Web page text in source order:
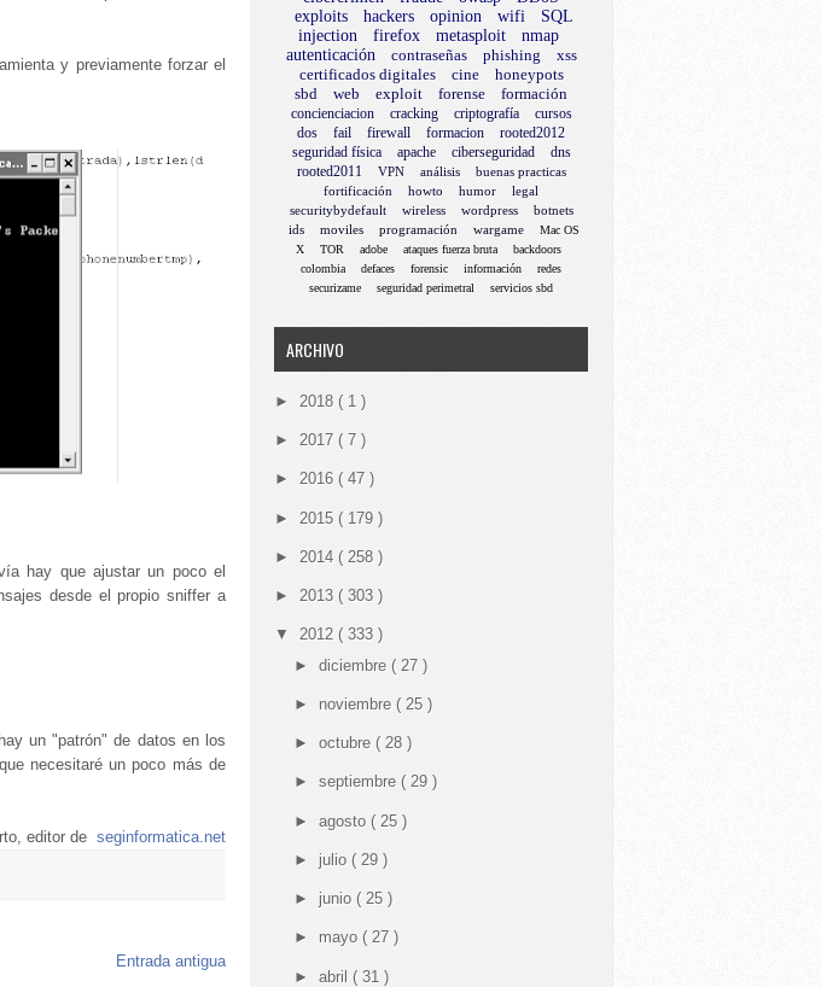
y previamente forzar el
hay que ajustar un poco el
desde el propio sniffer a
un "patrón" de datos en los
necesitaré un poco más de
editor de seginformatica.net
Entrada antigua
exploits
hackers opinion wifi
SQL
injection
firefox metasploit
nmap
autenticación
contraseñas phishing
xss
certificados digitales
cine
honeypots
sbd
web exploit forense formación
concienciacion cracking criptografía
cursos
dos
fail firewall formacion
rooted2012
seguridad física
apache ciberseguridad
dns
rooted2011
VPN análisis
buenas practicas
fortificación
howto humor
legal
securitybydefault
wireless wordpress
botnets
ids
moviles programación wargame
Mac OS
X
TOR adobe ataques fuerza bruta
backdoors
colombia
defaces forensic información
redes
securizame
seguridad perimetral servicios sbd
ARCHIVO
► 2018 ( 1 )
► 2017 ( 7 )
► 2016 ( 47 )
► 2015 ( 179 )
► 2014 ( 258 )
► 2013 ( 303 )
▼ 2012 ( 333 )
► diciembre ( 27 )
► noviembre ( 25 )
► octubre ( 28 )
► septiembre ( 29 )
► agosto ( 25 )
► julio ( 29 )
► junio ( 25 )
► mayo ( 27 )
► abril ( 31 )